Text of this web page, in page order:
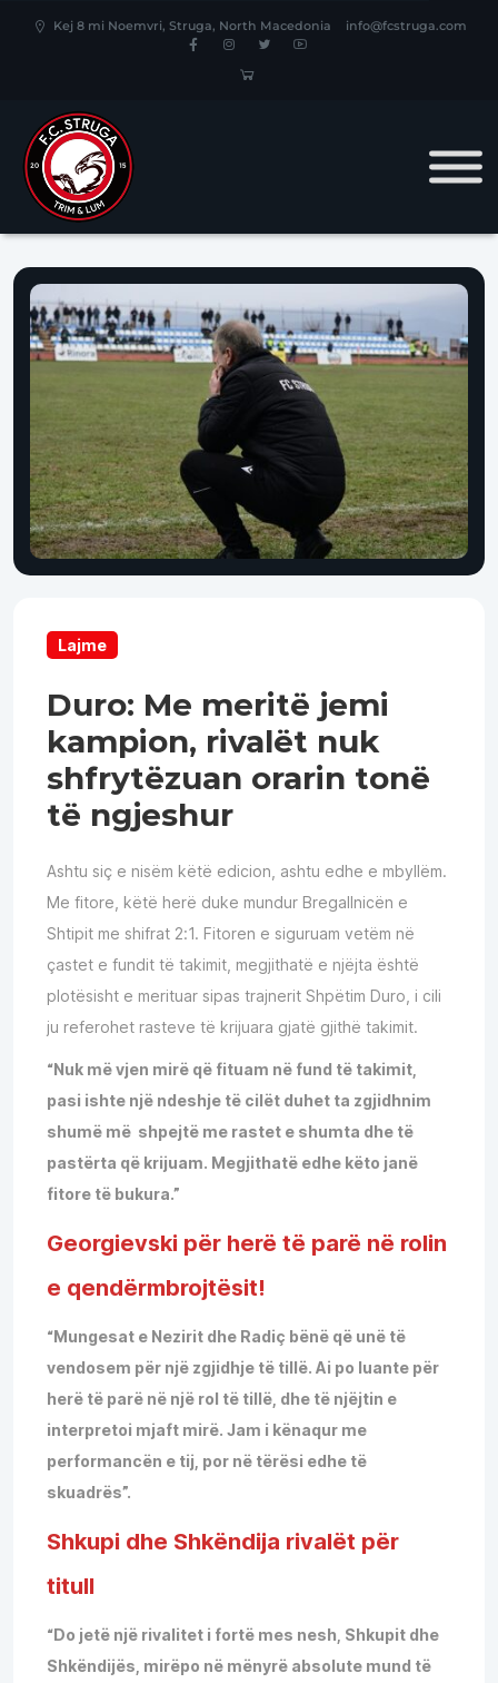
Kej 8 mi Noemvri, Struga, North Macedonia info@fcstruga.com
Lajme
Duro: Me meritë jemi
kampion, rivalët nuk
shfrytëzuan orarin tonë
të ngjeshur
Ashtu siç e nisëm këtë edicion, ashtu edhe e mbyllëm.
Me fitore, këtë herë duke mundur Bregallnicën e
Shtipit me shifrat 2:1. Fitoren e siguruam vetëm në
çastet e fundit të takimit, megjithatë e njëjta është
plotësisht e merituar sipas trajnerit Shpëtim Duro, i cili
ju referohet rasteve të krijuara gjatë gjithë takimit.
“Nuk më vjen mirë që fituam në fund të takimit,
pasi ishte një ndeshje të cilët duhet ta zgjidhnim
shumë më shpejtë me rastet e shumta dhe të
pastërta që krijuam. Megjithatë edhe këto janë
fitore të bukura.”
Georgievski për herë të parë në rolin
e qendërmbrojtësit!
“Mungesat e Nezirit dhe Radiç bënë që unë të
vendosem për një zgjidhje të tillë. Ai po luante për
herë të parë në një rol të tillë, dhe të njëjtin e
interpretoi mjaft mirë. Jam i kënaqur me
performancën e tij, por në tërësi edhe të
skuadrës”.
Shkupi dhe Shkëndija rivalët për
titull
“Do jetë një rivalitet i fortë mes nesh, Shkupit dhe
Shkëndijës, mirëpo në mënyrë absolute mund të